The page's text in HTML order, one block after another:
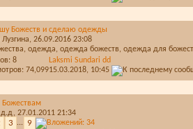
Божеств и сделаю одежды
, 26.09.2016 23:08
8
74,099
Laksmi Sundari dd
15.03.2018, 10:45
, 27.01.2011 21:34
3 ... 9